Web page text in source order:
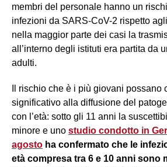
membri del personale hanno un
infezioni da SARS-CoV-2 rispetto
nella maggior parte dei casi la
all’interno degli istituti era partita da
adulti.
Il rischio che è i più giovani possano
significativo alla diffusione del
con l’età: sotto gli 11 anni la
minore e uno studio condotto in
agosto ha confermato che le
età compresa tra 6 e 10 anni sono